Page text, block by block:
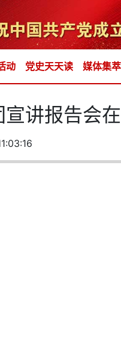
动 党史天天读 媒体集萃
讲报告会